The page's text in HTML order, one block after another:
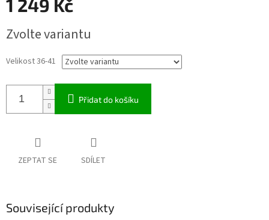
1 249 Kč
cena:
Zvolte variantu
Velikost 36-41
Přidat do košíku
ZEPTAT SE SDÍLET
Související produkty